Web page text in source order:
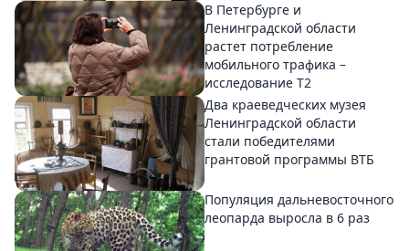
В Петербурге и
Ленинградской области
растет потребление
мобильного трафика –
исследование T2
Два краеведческих музея
Ленинградской области
стали победителями
грантовой программы ВТБ
Популяция дальневосточного
леопарда выросла в 6 раз